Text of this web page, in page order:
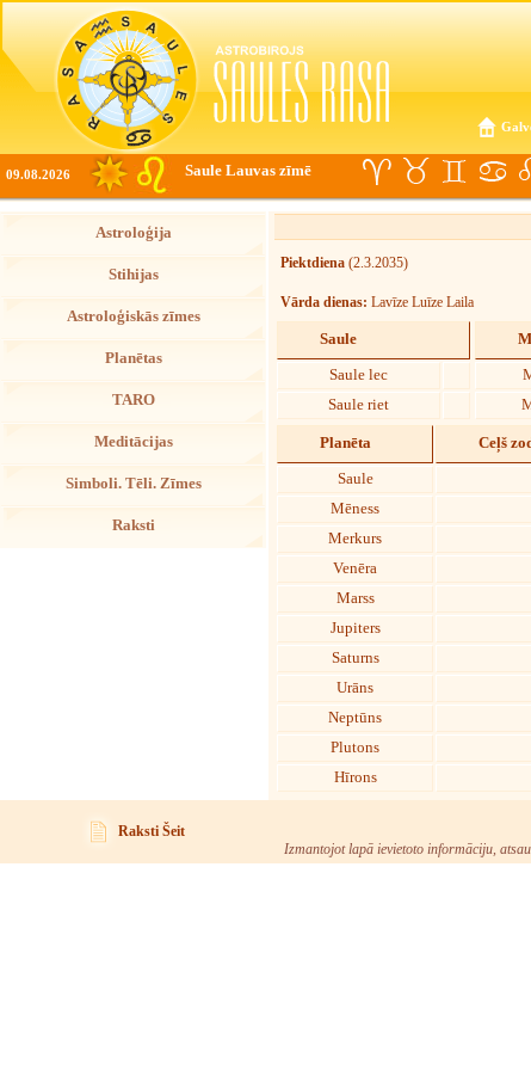
09.08.2026 Saule Lauvas zīmē
Astroloģija
Stihijas
Astroloģiskās zīmes
Planētas
TARO
Meditācijas
Simboli. Tēli. Zīmes
Raksti
Piektdiena (2.3.2035)
Vārda dienas: Lavīze Luīze Laila
Saule
Saule lec
Saule riet
Planēta Ceļš
Saule
Mēness
Merkurs
Venēra
Marss
Jupiters
Saturns
Urāns
Neptūns
Plutons
Hīrons
Raksti Šeit
Izmantojot lapā ievietoto informāciju,